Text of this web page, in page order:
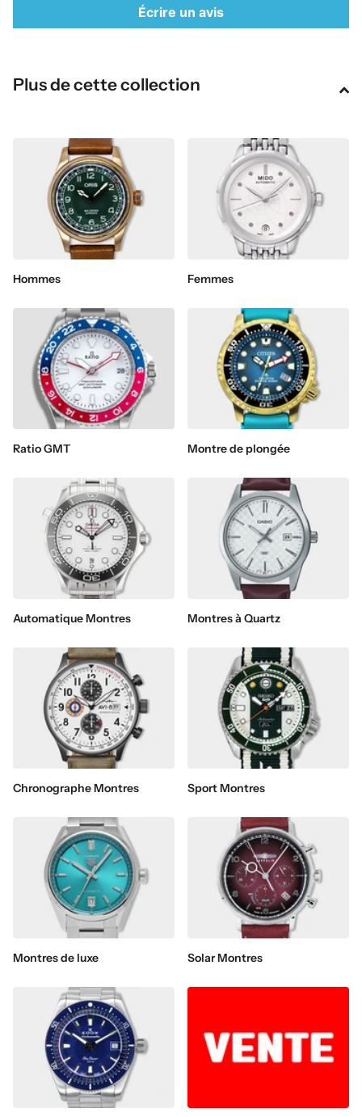
Écrire un avis
Plus de cette collection
Hommes Femmes
Ratio GMT Montre de plongée
Automatique Montres Montres à Quartz
Chronographe Montres Sport Montres
Montres de luxe Solar Montres